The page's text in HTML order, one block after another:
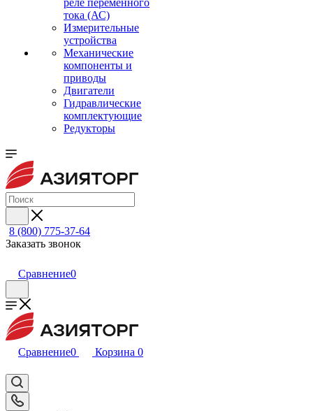
реле переменного
тока (АС)
Измерительные
устройства
Механические
компоненты и
приводы
Двигатели
Гидравлические
комплектующие
Редукторы
8 (800) 775-37-64
Заказать звонок
Сравнение0
Сравнение0 Корзина 0